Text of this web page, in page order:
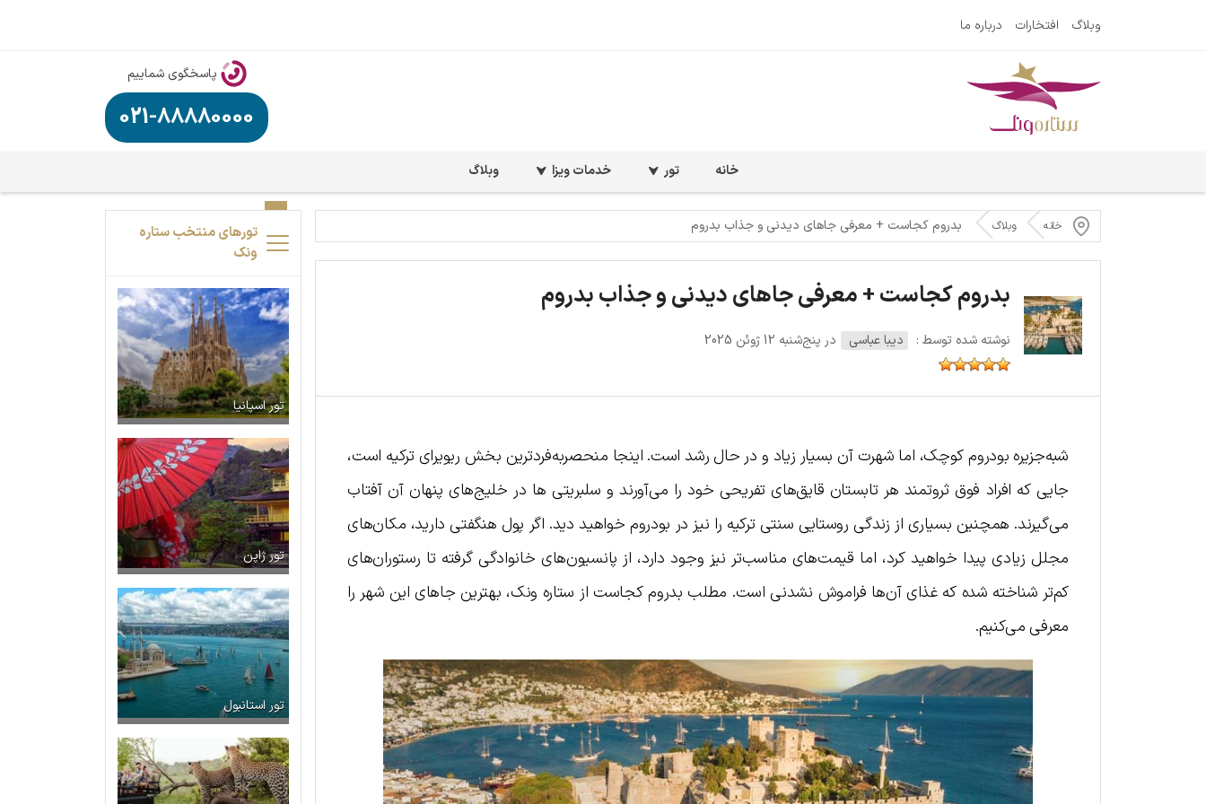
وبلاگ افتخارات درباره ما
پاسخگوی شماییم
021-88880000
خانه تور خدمات ویزا وبلاگ
خانه وبلاگ بدروم کجاست + معرفی جاهای دیدنی و جذاب بدروم
بدروم کجاست + معرفی جاهای دیدنی و جذاب بدروم
نوشته شده توسط : دیبا عباسی در پنج‌شنبه 12 ژوئن 2025
شبه‌جزیره بودروم کوچک، اما شهرت آن بسیار زیاد و در حال رشد است. اینجا منحصربه‌فردترین بخش ریویرای ترکیه است،
جایی که افراد فوق ثروتمند هر تابستان قایق‌های تفریحی خود را می‌آورند و سلبریتی ها در خلیج‌های پنهان آن آفتاب
می‌گیرند. همچنین بسیاری از زندگی روستایی سنتی ترکیه را نیز در بودروم خواهید دید. اگر پول هنگفتی دارید، مکان‌های
مجلل زیادی پیدا خواهید کرد، اما قیمت‌های مناسب‌تر نیز وجود دارد، از پانسیون‌های خانوادگی گرفته تا رستوران‌های
کم‌تر شناخته شده که غذای آن‌ها فراموش نشدنی است. مطلب بدروم کجاست از ستاره ونک، بهترین جاهای این شهر را
معرفی می‌کنیم.
تورهای منتخب ستاره
ونک
تور اسپانیا
تور ژاپن
تور استانبول